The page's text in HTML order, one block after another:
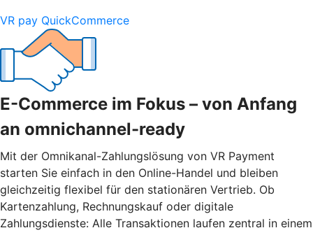
VR pay QuickCommerce
E-Commerce im Fokus – von Anfang
an omnichannel-ready
Mit der Omnikanal-Zahlungslösung von VR Payment
starten Sie einfach in den Online-Handel und bleiben
gleichzeitig flexibel für den stationären Vertrieb. Ob
Kartenzahlung, Rechnungskauf oder digitale
Zahlungsdienste: Alle Transaktionen laufen zentral in einem